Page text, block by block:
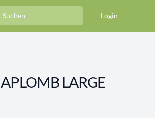
Login
LARGE